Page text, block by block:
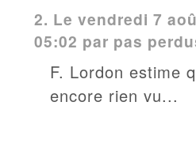
2. Le vendredi 7
05:02 par pas
F. Lordon estime
encore rien vu...